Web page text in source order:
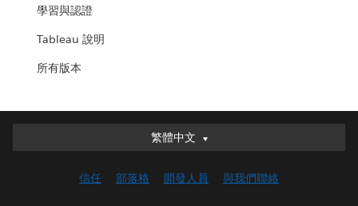
學習與認證
Tableau 說明
所有版本
繁體中文
繁體中文
English (UK)
信任 部落格 開發人員 與我們聯絡